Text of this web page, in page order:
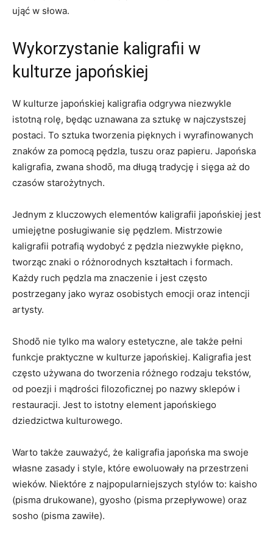
ująć​ w‌ słowa.
Wykorzystanie⁤ kaligrafii w⁢
kulturze japońskiej
W kulturze japońskiej kaligrafia odgrywa niezwykle
istotną rolę,​ będąc uznawana za ⁢sztukę w najczystszej
postaci. To⁢ sztuka⁤ tworzenia ​pięknych i wyrafinowanych
znaków za pomocą pędzla, tuszu⁤ oraz papieru. Japońska
kaligrafia, ⁣zwana ‌shodō, ma długą tradycję i sięga aż do
czasów starożytnych.
Jednym z kluczowych elementów kaligrafii japońskiej jest‌
umiejętne posługiwanie się pędzlem. Mistrzowie
kaligrafii potrafią wydobyć z pędzla niezwykłe piękno,
tworząc znaki o różnorodnych kształtach i‌ formach.
Każdy ruch pędzla ma znaczenie i​ jest często
postrzegany jako wyraz osobistych emocji⁢ oraz intencji
artysty.
Shodō nie tylko ma walory estetyczne, ale także pełni
funkcje praktyczne w kulturze japońskiej. Kaligrafia jest
⁤często używana do tworzenia ⁤różnego rodzaju tekstów,
od poezji i mądrości filozoficznej po nazwy sklepów i ​
restauracji.⁣ Jest to istotny element japońskiego
‍dziedzictwa ⁣kulturowego.
Warto także ‌zauważyć, że kaligrafia japońska ma swoje
własne zasady i style, które ewoluowały na przestrzeni
wieków. Niektóre z najpopularniejszych stylów to: kaisho
(pisma​ drukowane),​ gyosho (pisma przepływowe) oraz
sosho (pisma‌ zawiłe).